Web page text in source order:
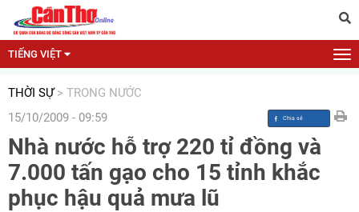
TIẾNG VIỆT
THỜI SỰ > TRONG NƯỚC
15/10/2009 - 09:59
Nhà nước hỗ trợ 220 tỉ đồng và
7.000 tấn gạo cho 15 tỉnh khắc
phục hậu quả mưa lũ